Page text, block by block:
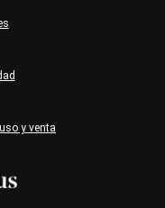
y venta